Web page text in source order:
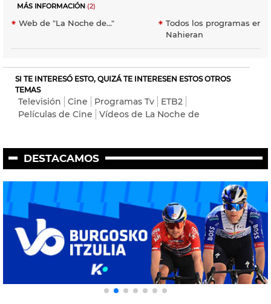
MÁS INFORMACIÓN (2)
Web de "La Noche de..."
Todos los programas en
Nahieran
SI TE INTERESÓ ESTO, QUIZÁ TE INTERESEN ESTOS OTROS
TEMAS
Televisión Cine Programas Tv
ETB2
Películas de Cine
Vídeos de La Noche de
DESTACAMOS